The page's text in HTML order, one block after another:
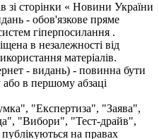
зі сторінки « Новини України
- обов'язкове пряме
гіперпосилання .
в незалежності від
матеріалів.
- видань) - повинна бути
або в першому абзаці
"Експертиза", "Заява",
"Вибори", "Тест-драйв",
на правах